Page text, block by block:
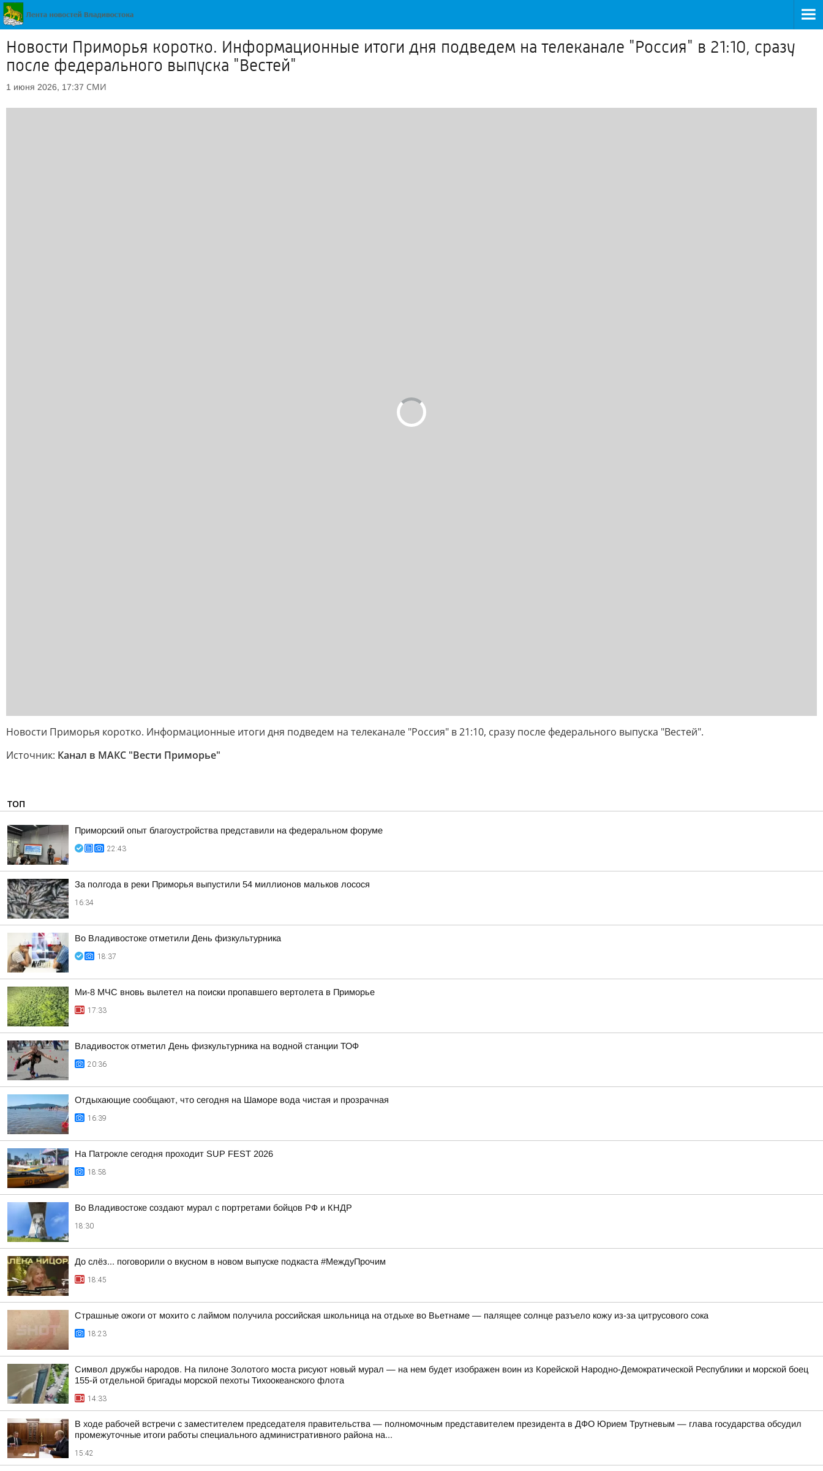
Новости Приморья коротко. Информационные итоги дня подведем на телеканале "Россия" в 21:10, сразу
после федерального выпуска "Вестей"
1 июня 2026, 17:37 СМИ
Новости Приморья коротко. Информационные итоги дня подведем на телеканале "Россия" в 21:10, сразу после федерального выпуска "Вестей".
Источник: Канал в МАКС "Вести Приморье"
ТОП
Приморский опыт благоустройства представили на федеральном форуме
22:43
За полгода в реки Приморья выпустили 54 миллионов мальков лосося
16:34
Во Владивостоке отметили День физкультурника
18:37
Ми-8 МЧС вновь вылетел на поиски пропавшего вертолета в Приморье
17:33
Владивосток отметил День физкультурника на водной станции ТОФ
20:36
Отдыхающие сообщают, что сегодня на Шаморе вода чистая и прозрачная
16:39
На Патрокле сегодня проходит SUP FEST 2026
18:58
Во Владивостоке создают мурал с портретами бойцов РФ и КНДР
18:30
До слёз... поговорили о вкусном в новом выпуске подкаста #МеждуПрочим
18:45
Страшные ожоги от мохито с лаймом получила российская школьница на отдыхе во Вьетнаме — палящее солнце разъело кожу из-за цитрусового сока
18:23
Символ дружбы народов. На пилоне Золотого моста рисуют новый мурал — на нем будет изображен воин из Корейской Народно-Демократической Республики и морской боец
155-й отдельной бригады морской пехоты Тихоокеанского флота
14:33
В ходе рабочей встречи с заместителем председателя правительства — полномочным представителем президента в ДФО Юрием Трутневым — глава государства обсудил
промежуточные итоги работы специального административного района на...
15:42